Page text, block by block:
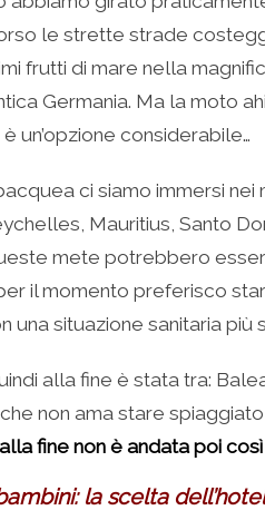
le strette strade
frutti di mare nella
Germania. Ma la moto
un’opzione considerabile…
ci siamo immersi nei
Mauritius, Santo
mete potrebbero
il momento preferisco
una situazione sanitaria più
alla fine è stata tra:
non ama stare
alla fine non è andata poi
la scelta dell’hotel